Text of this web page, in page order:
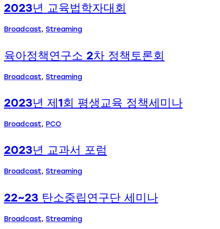
2023년 교육법학자대회
Broadcast, Streaming
육아정책연구소 2차 정책토론회
Broadcast, Streaming
2023년 제1회 평생교육 정책세미나
Broadcast, PCO
2023년 교과서 포럼
Broadcast, Streaming
22~23 탄소중립연구단 세미나
Broadcast, Streaming